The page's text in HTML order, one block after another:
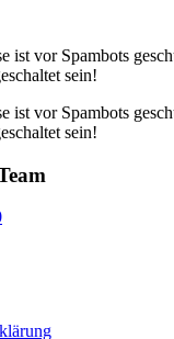
ist vor Spambots
sein!
ist vor Spambots
sein!